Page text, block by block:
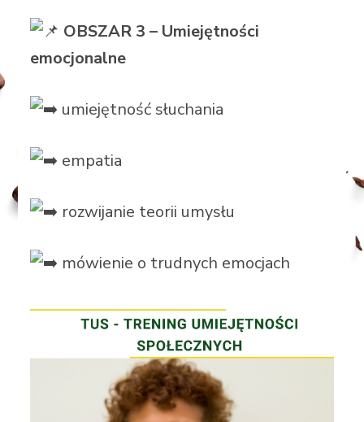
OBSZAR 3 – Umiejętności
emocjonalne
umiejętność słuchania
empatia
rozwijanie teorii umysłu
mówienie o trudnych emocjach